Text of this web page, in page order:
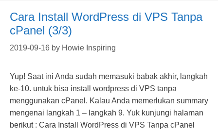
Cara Install WordPress di VPS Tanpa
cPanel (3/3)
2019-09-16 by Howie Inspiring
Yup! Saat ini Anda sudah memasuki babak akhir, langkah
ke-10. untuk bisa install wordpress di VPS tanpa
menggunakan cPanel. Kalau Anda memerlukan summary
mengenai langkah 1 – langkah 9. Yuk kunjungi halaman
berikut : Cara Install WordPress di VPS Tanpa cPanel